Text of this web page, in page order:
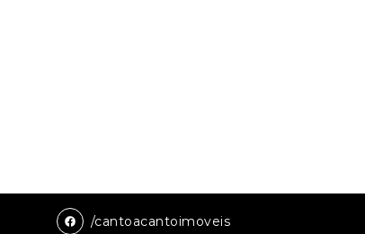
/cantoacantoimoveis